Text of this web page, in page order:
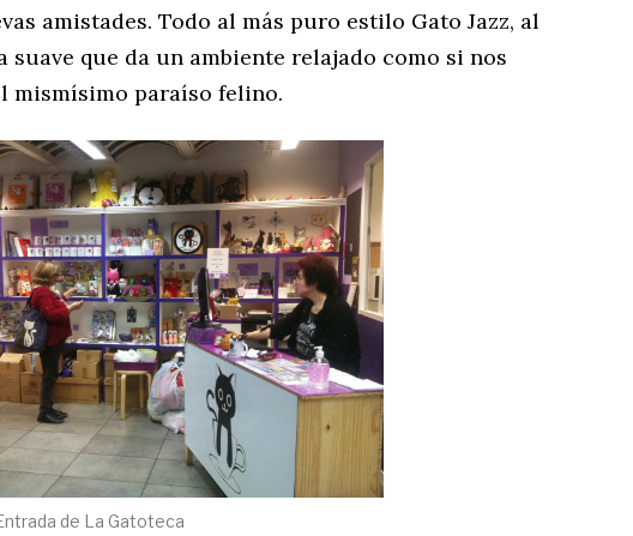
amistades. Todo al más puro estilo Gato Jazz, al
que da un ambiente relajado como si nos
mismísimo paraíso felino.
de La Gatoteca